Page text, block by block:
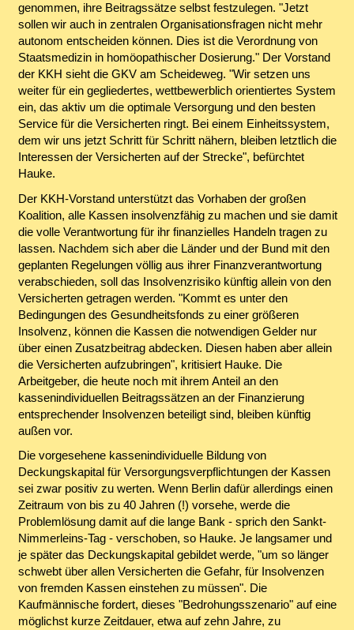
genommen, ihre Beitragssätze selbst festzulegen. "Jetzt
sollen wir auch in zentralen Organisationsfragen nicht mehr
autonom entscheiden können. Dies ist die Verordnung von
Staatsmedizin in homöopathischer Dosierung." Der Vorstand
der KKH sieht die GKV am Scheideweg. "Wir setzen uns
weiter für ein gegliedertes, wettbewerblich orientiertes System
ein, das aktiv um die optimale Versorgung und den besten
Service für die Versicherten ringt. Bei einem Einheitssystem,
dem wir uns jetzt Schritt für Schritt nähern, bleiben letztlich die
Interessen der Versicherten auf der Strecke", befürchtet
Hauke.
Der KKH-Vorstand unterstützt das Vorhaben der großen
Koalition, alle Kassen insolvenzfähig zu machen und sie damit
die volle Verantwortung für ihr finanzielles Handeln tragen zu
lassen. Nachdem sich aber die Länder und der Bund mit den
geplanten Regelungen völlig aus ihrer Finanzverantwortung
verabschieden, soll das Insolvenzrisiko künftig allein von den
Versicherten getragen werden. "Kommt es unter den
Bedingungen des Gesundheitsfonds zu einer größeren
Insolvenz, können die Kassen die notwendigen Gelder nur
über einen Zusatzbeitrag abdecken. Diesen haben aber allein
die Versicherten aufzubringen", kritisiert Hauke. Die
Arbeitgeber, die heute noch mit ihrem Anteil an den
kassenindividuellen Beitragssätzen an der Finanzierung
entsprechender Insolvenzen beteiligt sind, bleiben künftig
außen vor.
Die vorgesehene kassenindividuelle Bildung von
Deckungskapital für Versorgungsverpflichtungen der Kassen
sei zwar positiv zu werten. Wenn Berlin dafür allerdings einen
Zeitraum von bis zu 40 Jahren (!) vorsehe, werde die
Problemlösung damit auf die lange Bank - sprich den Sankt-
Nimmerleins-Tag - verschoben, so Hauke. Je langsamer und
je später das Deckungskapital gebildet werde, "um so länger
schwebt über allen Versicherten die Gefahr, für Insolvenzen
von fremden Kassen einstehen zu müssen". Die
Kaufmännische fordert, dieses "Bedrohungsszenario" auf eine
möglichst kurze Zeitdauer, etwa auf zehn Jahre, zu